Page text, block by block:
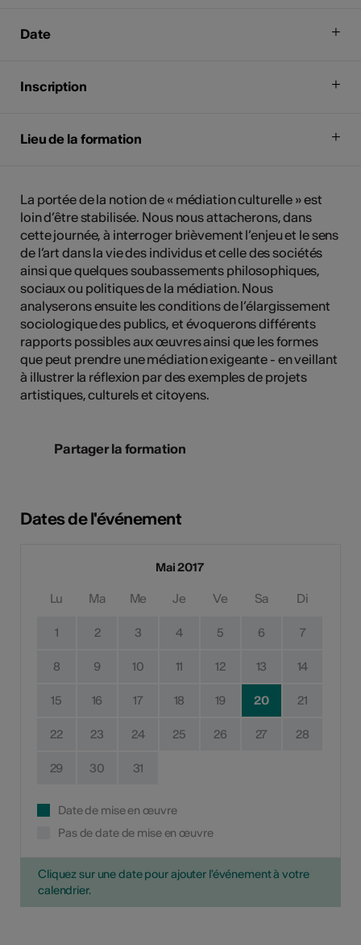
Date
Inscription
Lieu de la formation
La portée de la notion de « médiation culturelle » est
loin d’être stabilisée. Nous nous attacherons, dans
cette journée, à interroger brièvement l’enjeu et le sens
de l’art dans la vie des individus et celle des sociétés
ainsi que quelques soubassements philosophiques,
sociaux ou politiques de la médiation. Nous
analyserons ensuite les conditions de l’élargissement
sociologique des publics, et évoquerons différents
rapports possibles aux œuvres ainsi que les formes
que peut prendre une médiation exigeante - en veillant
à illustrer la réflexion par des exemples de projets
artistiques, culturels et citoyens.
Partager la formation
Dates de l'événement
Mai 2017
Lu Ma Me Je Ve Sa Di
1 2 3 4 5 6 7
8 9 10 11 12 13 14
15 16 17 18 19 20 21
22 23 24 25 26 27 28
29 30 31
Date de mise en œuvre
Pas de date de mise en œuvre
Cliquez sur une date pour ajouter l'événement à votre
calendrier.